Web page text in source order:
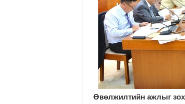
Өвөлжилтийн ажлыг